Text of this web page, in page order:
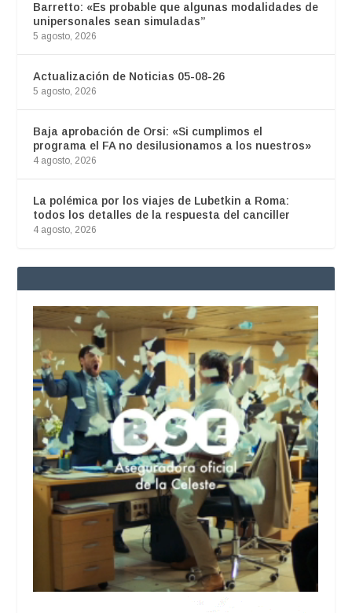
Barretto: «Es probable que algunas modalidades de
unipersonales sean simuladas”
5 agosto, 2026
Actualización de Noticias 05-08-26
5 agosto, 2026
Baja aprobación de Orsi: «Si cumplimos el
programa el FA no desilusionamos a los nuestros»
4 agosto, 2026
La polémica por los viajes de Lubetkin a Roma:
todos los detalles de la respuesta del canciller
4 agosto, 2026